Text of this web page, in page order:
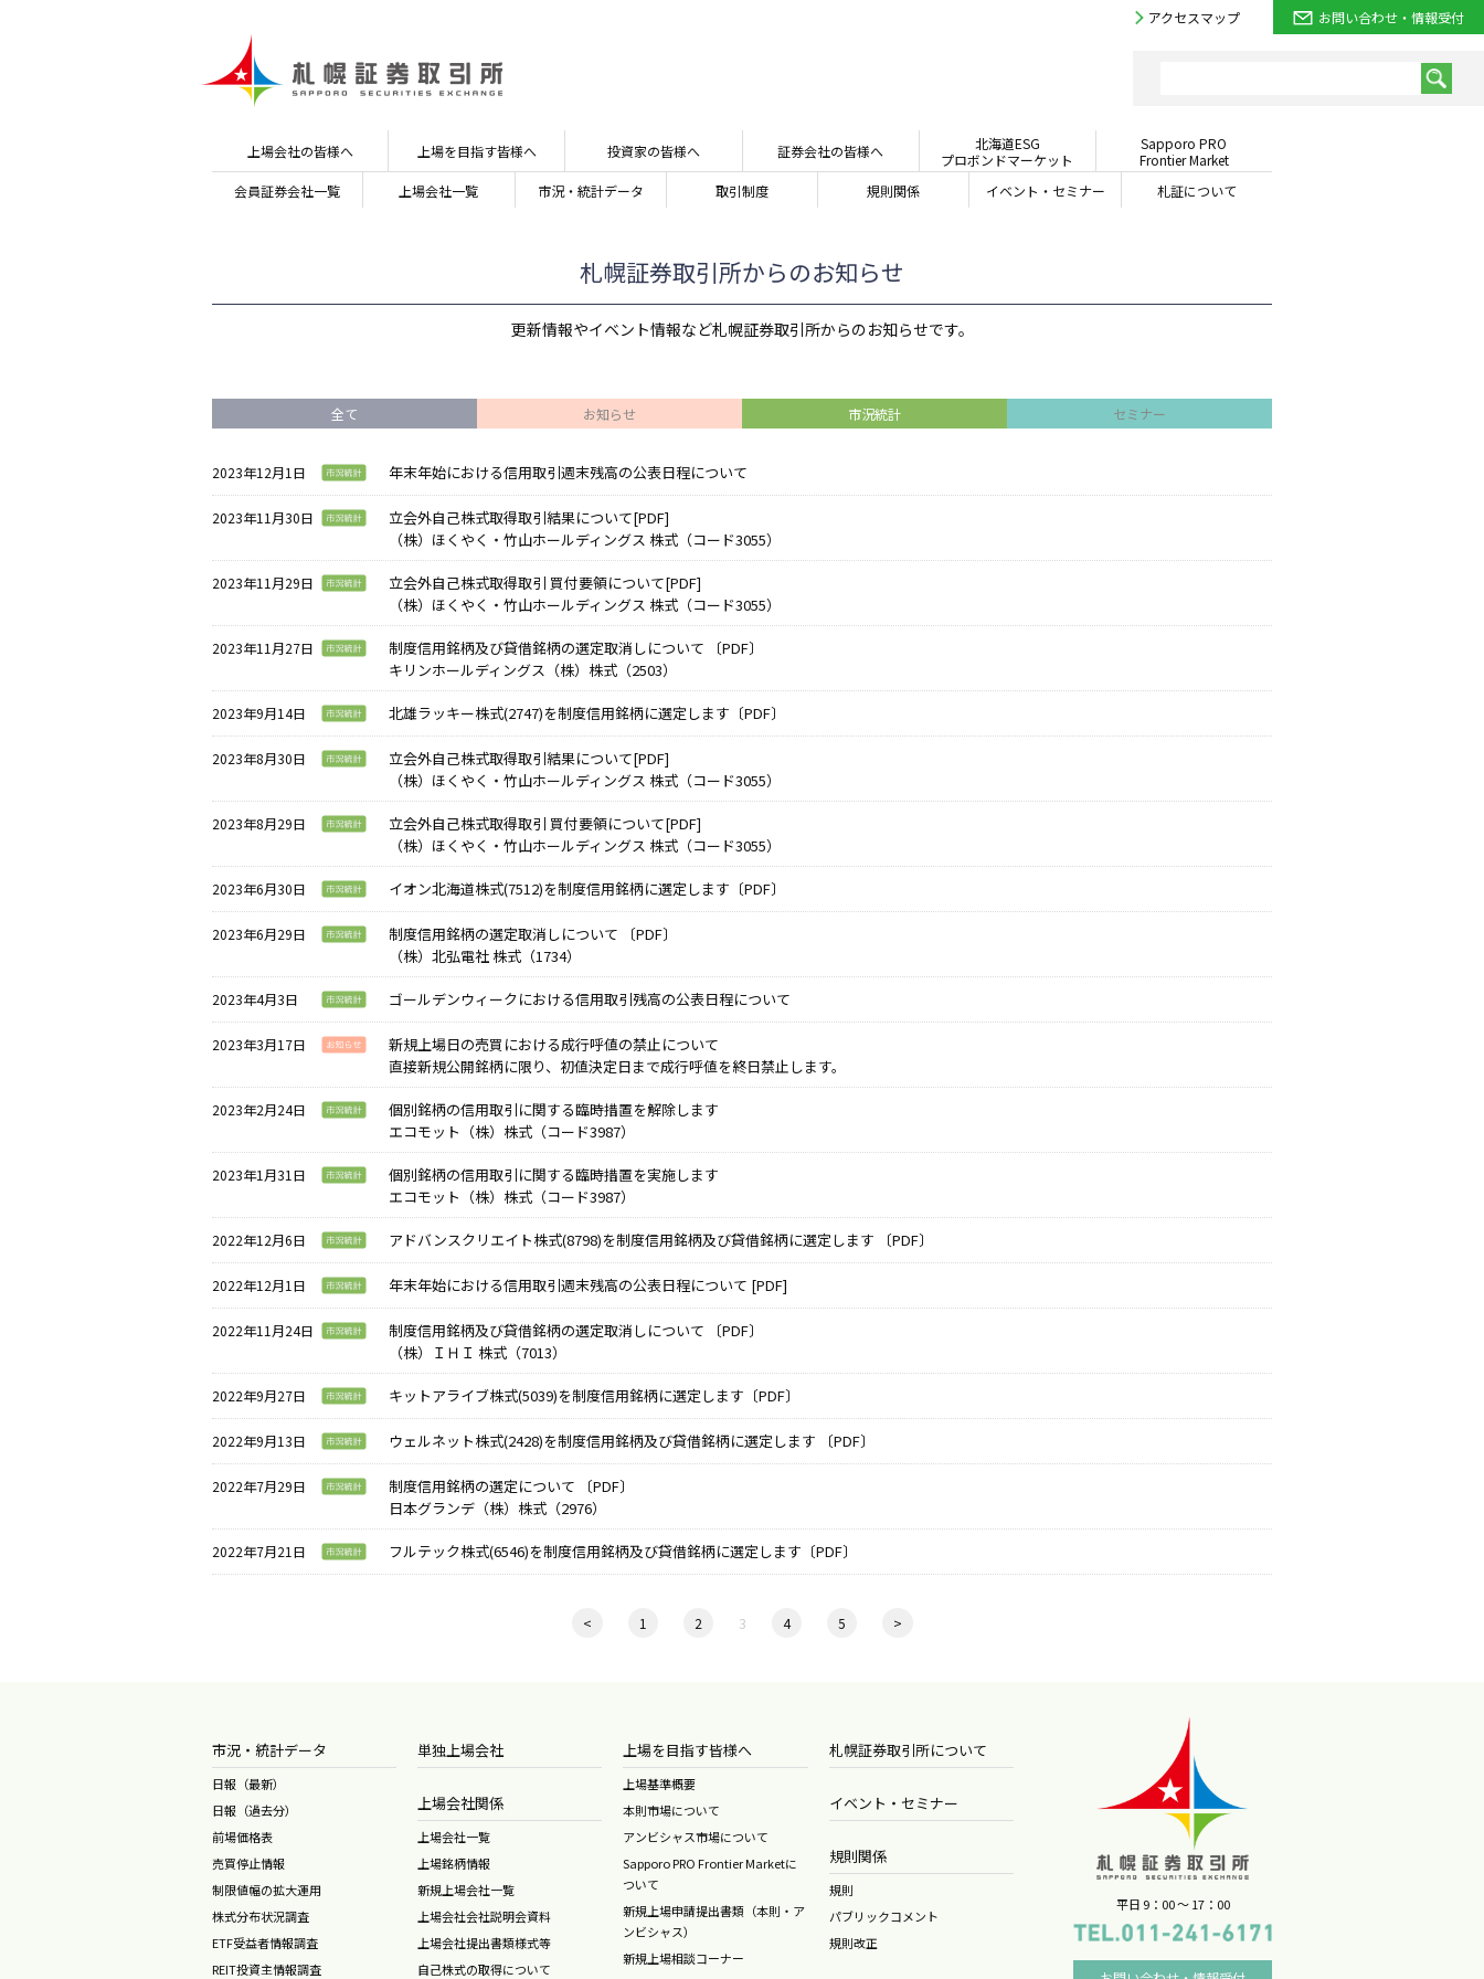
アクセスマップ お問い合わせ・情報受付
上場会社の皆様へ 上場を目指す皆様へ 投資家の皆様へ 証券会社の皆様へ
北海道ESG
プロボンドマーケット
Sapporo PRO
Frontier Market
会員証券会社一覧 上場会社一覧 市況・統計データ 取引制度 規則関係 イベント・ セミナー 札証について
札幌証券取引所からのお知らせ
更新情報やイベント情報など札幌証券取引所からのお知らせです。
全て お知らせ 市況統計 セミナー
2023年12月1日 年末年始における信用取引週末残高の公表日程について
2023年11月30日
立会外自己株式取得取引結果について[PDF]
（株）ほくやく・竹山ホールディングス 株式（コード3055）
2023年11月29日
立会外自己株式取得取引 買付要領について[PDF]
（株）ほくやく・竹山ホールディングス 株式（コード3055）
2023年11月27日
制度信用銘柄及び貸借銘柄の選定取消しについて 〔PDF〕
キリンホールディングス（株）株式（2503）
2023年9月14日 北雄ラッキー株式(2747)を制度信用銘柄に選定します〔PDF〕
2023年8月30日
立会外自己株式取得取引結果について[PDF]
（株）ほくやく・竹山ホールディングス 株式（コード3055）
2023年8月29日
立会外自己株式取得取引 買付要領について[PDF]
（株）ほくやく・竹山ホールディングス 株式（コード3055）
2023年6月30日 イオン北海道株式(7512)を制度信用銘柄に選定します〔PDF〕
2023年6月29日
制度信用銘柄の選定取消しについて 〔PDF〕
（株）北弘電社 株式（1734）
2023年4月3日 ゴールデンウィークにおける信用取引残高の公表日程について
2023年3月17日
新規上場日の売買における成行呼値の禁止について
直接新規公開銘柄に限り、初値決定日まで成行呼値を終日禁止します。
2023年2月24日
個別銘柄の信用取引に関する臨時措置を解除します
エコモット（株）株式（コード3987）
2023年1月31日
個別銘柄の信用取引に関する臨時措置を実施します
エコモット（株）株式（コード3987）
2022年12月6日 アドバンスクリエイト株式(8798)を制度信用銘柄及び貸借銘柄に選定します 〔PDF〕
2022年12月1日 年末年始における信用取引週末残高の公表日程について [PDF]
2022年11月24日
制度信用銘柄及び貸借銘柄の選定取消しについて 〔PDF〕
（株）ＩＨＩ 株式（7013）
2022年9月27日 キットアライブ株式(5039)を制度信用銘柄に選定します〔PDF〕
2022年9月13日 ウェルネット株式(2428)を制度信用銘柄及び貸借銘柄に選定します 〔PDF〕
2022年7月29日
制度信用銘柄の選定について 〔PDF〕
日本グランデ（株）株式（2976）
2022年7月21日 フルテック株式(6546)を制度信用銘柄及び貸借銘柄に選定します〔PDF〕
< 1 2 3 4 5 >
平日 9：00 〜 17：00
市況・統計データ
日報（最新）
日報（過去分）
前場価格表
売買停止情報
制限値幅の拡大運用
株式分布状況調査
ETF受益者情報調査
REIT投資主情報調査
単独上場会社
上場会社関係
上場会社一覧
上場銘柄情報
新規上場会社一覧
上場会社会社説明会資料
上場会社提出書類様式等
自己株式の取得について
上場を目指す皆様へ
上場基準概要
本則市場について
アンビシャス市場について
Sapporo PRO Frontier Marketに
ついて
新規上場申請提出書類（本則・ア
ンビシャス）
新規上場相談コーナー
札幌証券取引所について
イベント・セミナー
規則関係
規則
パブリックコメント
規則改正